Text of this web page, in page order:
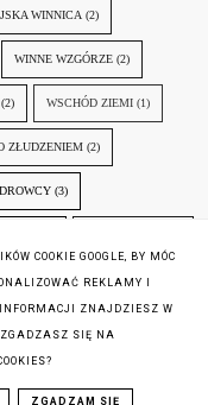
WINNICA (2)
WINNE WZGÓRZE (2)
(2) WSCHÓD ZIEMI (1)
ZŁUDZENIEM (2)
(3)
ŻYCIA W ŻYCIU (3)
BLOG DESIGN:
COOKIE GOOGLE, BY MÓC
REKLAMY I
ZNAJDZIESZ W
ZGADZASZ SIĘ NA
ZGADZAM SIĘ